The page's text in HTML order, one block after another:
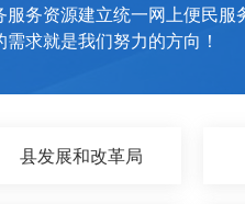
服务资源建立统一网上便民
求就是我们努力的方向！
县发展和改革局